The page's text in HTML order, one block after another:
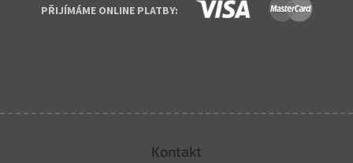
PŘIJÍMÁME ONLINE PLATBY:
Kontakt